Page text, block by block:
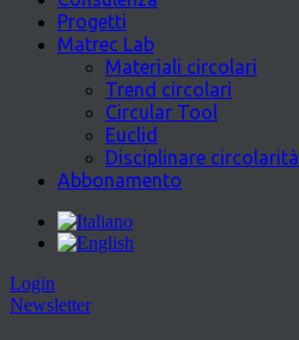
Progetti
Matrec Lab
Materiali circolari
Trend circolari
Circular Tool
Euclid
Disciplinare circolarità
Abbonamento
Login
Newsletter